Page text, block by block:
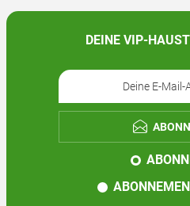
DEINE VIP-